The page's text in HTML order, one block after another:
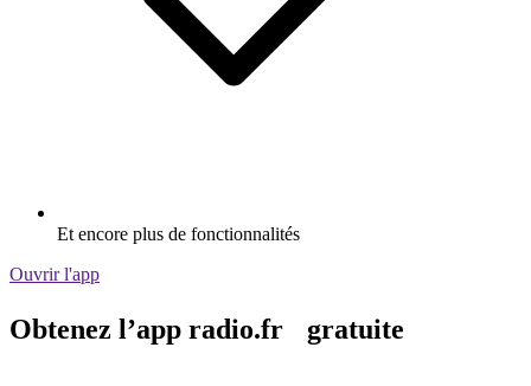
Et encore plus de fonctionnalités
Ouvrir l'app
Obtenez l’app radio.fr gratuite